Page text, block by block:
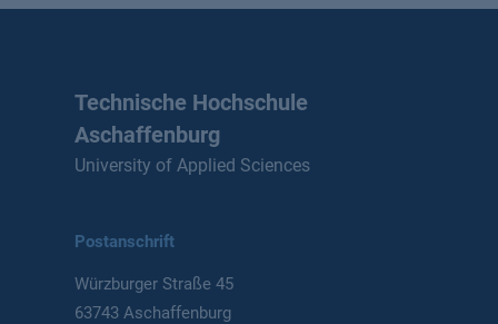
Technische Hochschule
Aschaffenburg
University of Applied Sciences
Postanschrift
Würzburger Straße 45
63743 Aschaffenburg